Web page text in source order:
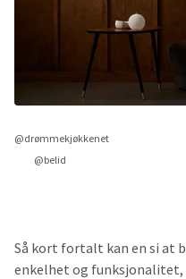
@belid
Så kort fortalt kan en si at
enkelhet og